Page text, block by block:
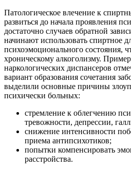
Патологическое влечение к
развиться до начала проявления
достаточно случаев обратной
начинают использовать спиртное
психоэмоционального состояния,
хроническому алкоголизму.
наркологических диспансеров
вариант образования сочетания
выделили основные причины
психически больных:
стремление к облегчению
тревожности, депрессии,
снижение интенсивности
приема антипсихотиков;
попытки компенсировать
расстройства.